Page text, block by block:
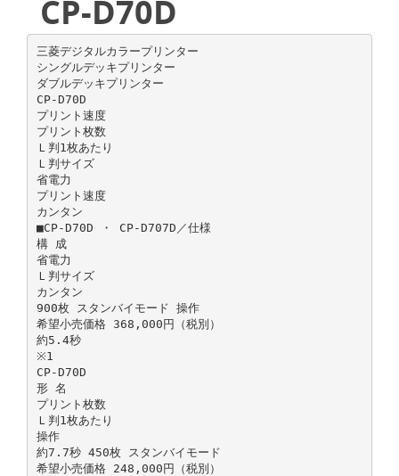
CP-D70D
三菱デジタルカラープリンター
シングルデッキプリンター
ダブルデッキプリンター
CP-D70D
プリント速度
プリント枚数
Ｌ判1枚あたり
Ｌ判サイズ
省電力
プリント速度
カンタン
■CP-D70D ・ CP-D707D／仕様
構 成
省電力
Ｌ判サイズ
カンタン
900枚 スタンバイモード 操作
希望小売価格 368,000円（税別）
約5.4秒
※1
CP-D70D
形 名
プリント枚数
Ｌ判1枚あたり
操作
約7.7秒 450枚 スタンバイモード
希望小売価格 248,000円（税別）